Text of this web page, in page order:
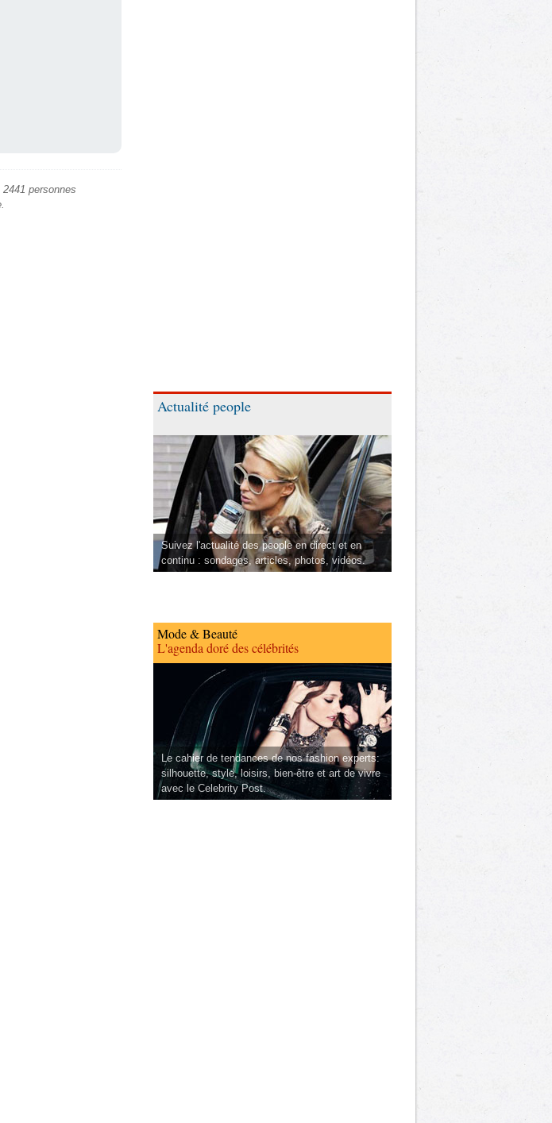
personnes
Actualité people
Suivez l'actualité des people en direct et en
continu : sondages, articles, photos, vidéos.
Mode & Beauté
L'agenda doré des célébrités
Le cahier de tendances de nos fashion experts:
silhouette, style, loisirs, bien-être et art de vivre
avec le Celebrity Post.